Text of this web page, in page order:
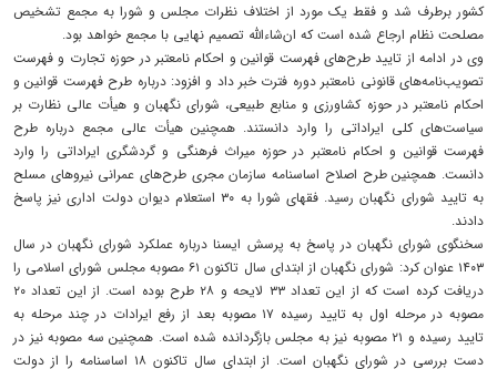
کشور برطرف شد و فقط یک مورد از اختلاف نظرات مجلس و شورا به مجمع تشخیص
مصلحت نظام ارجاع شده است که ان‌شاءالله تصمیم نهایی با مجمع خواهد بود.
وی در ادامه از تایید طرح‌های فهرست قوانین و احکام نامعتبر در حوزه تجارت و فهرست
تصویب‌نامه‌های قانونی نامعتبر دوره فترت خبر داد و افزود: درباره طرح فهرست قوانین و
احکام نامعتبر در حوزه کشاورزی و منابع طبیعی، شورای نگهبان و هیأت عالی نظارت بر
سیاست‌های کلی ایراداتی را وارد دانستند. همچنین هیأت عالی مجمع درباره طرح
فهرست قوانین و احکام نامعتبر در حوزه میراث فرهنگی و گردشگری ایراداتی را وارد
دانست. همچنین طرح اصلاح اساسنامه سازمان مجری طرح‌های عمرانی نیروهای مسلح
به تایید شورای نگهبان رسید. فقهای شورا به ۳۰ استعلام دیوان دولت اداری نیز پاسخ
دادند.
سخنگوی شورای نگهبان در پاسخ به پرسش ایسنا درباره عملکرد شورای نگهبان در سال
۱۴۰۳ عنوان کرد: شورای نگهبان از ابتدای سال تاکنون ۶۱ مصوبه مجلس شورای اسلامی را
دریافت کرده است که از این تعداد ۳۳ لایحه و ۲۸ طرح بوده است. از این تعداد ۲۰
مصوبه در مرحله اول به تایید رسیده ۱۷ مصوبه بعد از رفع ایرادات در چند مرحله به
تایید رسیده و ۲۱ مصوبه نیز به مجلس بازگردانده شده است. همچنین سه مصوبه نیز در
دست بررسی در شورای نگهبان است. از ابتدای سال تاکنون ۱۸ اساسنامه را از دولت